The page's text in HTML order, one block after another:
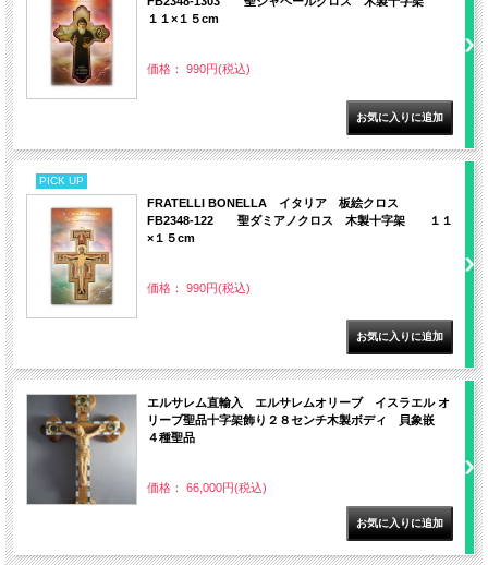
１１×１５cm
価格： 990円(税込)
PICK UP
FRATELLI BONELLA イタリア 板絵クロス
FB2348-122 聖ダミアノクロス 木製十字架 １１
×１５cm
価格： 990円(税込)
エルサレム直輸入 エルサレムオリーブ イスラエル オ
リーブ聖品十字架飾り２８センチ木製ボディ 貝象嵌
４種聖品
価格： 66,000円(税込)